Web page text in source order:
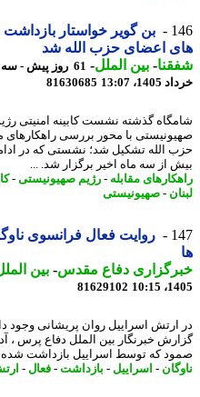
بن گویر خواستار بازداشت
اعضای حزب الله شد
-بین الملل-
13:07
81630685
گذشته نشست کابینه امنیتی رژیم
با محور بررسی راهکارهای
الله تشکیل شد؛ نشستی که در ادامه
از سه ماه اخیر برگزار شد. ...
مقابله-رژیم صهیونیستی-
-صهیونیستی
روایت فعال فرانسوی
دفاع مقدس-بین الملل-
81629102
اسراییل روان پریشانی وجود
خبرنگار بین الملل دفاع پرس ،
که توسط اسراییل بازداشت شده بود،
-اسراییل -بازداشت -فعال-ارتش